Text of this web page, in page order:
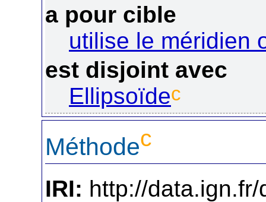
a pour cible
utilise le méridien
est disjoint avec
Ellipsoïdec
Méthodec
IRI: http://